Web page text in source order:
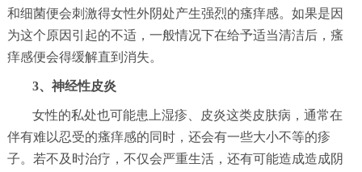
和细菌便会刺激得女性外阴处产生强烈的瘙痒感。如果是因
为这个原因引起的不适，一般情况下在给予适当清洁后，瘙
痒感便会得缓解直到消失。
3、神经性皮炎
女性的私处也可能患上湿疹、皮炎这类皮肤病，通常在
伴有难以忍受的瘙痒感的同时，还会有一些大小不等的疹
子。若不及时治疗，不仅会严重生活，还有可能造成造成阴